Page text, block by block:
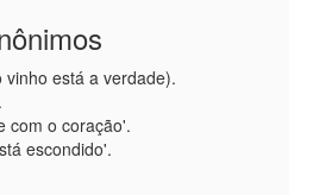
está a verdade).
com o coração'.
escondido'.